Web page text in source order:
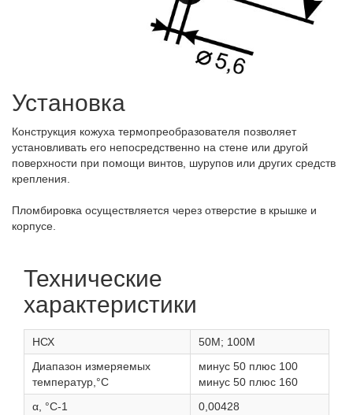
Установка
Конструкция кожуха термопреобразователя позволяет
установливать его непосредственно на стене или другой
поверхности при помощи винтов, шурупов или других средств
крепления.
Пломбировка осуществляется через отверстие в крышке и
корпусе.
Технические
характеристики
НСХ
50М; 100М
Диапазон измеряемых
температур,°С
минус 50 плюс 100
минус 50 плюс 160
α, °С-1
0,00428